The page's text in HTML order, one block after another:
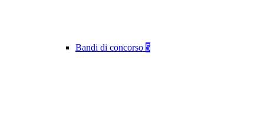
Bandi di concorso 5